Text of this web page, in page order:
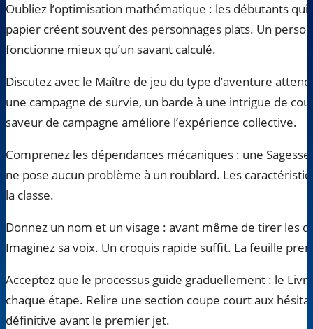
Oubliez l’optimisation mathématique : les débutants
papier créent souvent des personnages plats. Un
fonctionne mieux qu’un savant calculé.
Discutez avec le Maître de jeu du type d’aventure
une campagne de survie, un barde à une intrigue de
saveur de campagne améliore l’expérience collective.
Comprenez les dépendances mécaniques : une
ne pose aucun problème à un roublard. Les
la classe.
Donnez un nom et un visage : avant même de tirer les
Imaginez sa voix. Un croquis rapide suffit. La feuille
Acceptez que le processus guide graduellement : le
chaque étape. Relire une section coupe court aux
définitive avant le premier jet.